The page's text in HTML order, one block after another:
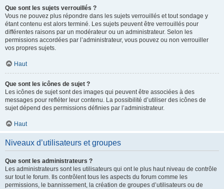
Que sont les sujets verrouillés ?
Vous ne pouvez plus répondre dans les sujets verrouillés et tout sondage y
étant contenu est alors terminé. Les sujets peuvent être verrouillés pour
différentes raisons par un modérateur ou un administrateur. Selon les
permissions accordées par l’administrateur, vous pouvez ou non verrouiller
vos propres sujets.
Haut
Que sont les icônes de sujet ?
Les icônes de sujet sont des images qui peuvent être associées à des
messages pour refléter leur contenu. La possibilité d’utiliser des icônes de
sujet dépend des permissions définies par l’administrateur.
Haut
Niveaux d’utilisateurs et groupes
Que sont les administrateurs ?
Les administrateurs sont les utilisateurs qui ont le plus haut niveau de contrôle
sur tout le forum. Ils contrôlent tous les aspects du forum comme les
permissions, le bannissement, la création de groupes d’utilisateurs ou de